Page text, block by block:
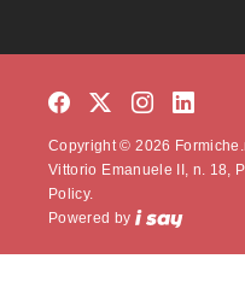
Copyright © 2026
Vittorio Emanuele II, n. 18,
Policy.
Powered by